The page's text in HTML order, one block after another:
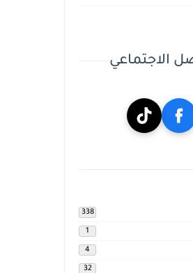
الاجتماعي
338
1
4
32